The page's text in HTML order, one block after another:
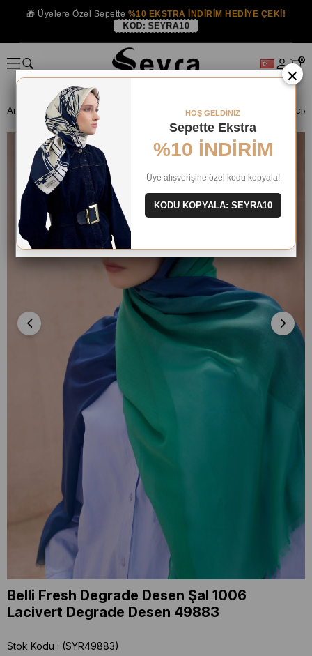
🎁 Üyelere Özel Sepette %10 EKSTRA İNDİRİM HEDİYE ÇEKİ!
KOD: SEYRA10
0
Anasayfa ŞAL Belli Şal
Belli Fresh Degrade Desen Şal 1006
Lacivert Degrade Desen 49883
Stok Kodu
(SYR49883)
×
HOŞ GELDİNİZ
Sepette Ekstra
%10 İNDİRİM
Üye alışverişine özel kodu kopyala!
KODU KOPYALA: SEYRA10